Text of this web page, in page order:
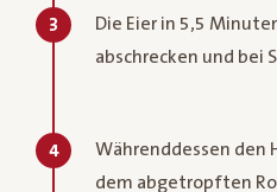
3
Die Eier in 5,5
abschrecken und bei
4
Währenddessen den
dem abgetropften